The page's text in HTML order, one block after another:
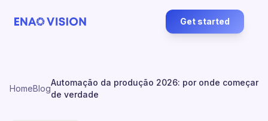
Get started
HomeBlog
Automação da produção 2026: por onde começar
de verdade